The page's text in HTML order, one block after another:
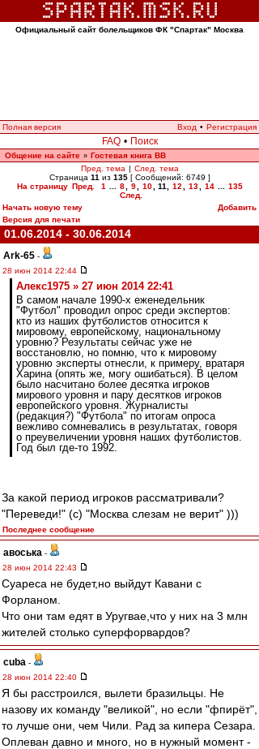
Официальный сайт болельщиков ФК "Спартак" Москва
Полная версия Вход • Регистрация
FAQ • Поиск
Общение на сайте » Гостевая книга ВВ
Пред. тема | След. тема
Страница 11 из 135[ Сообщений: 6749 ]
На страницу Пред. 1 8 9 10 11 12 13 14
135
След.
Начать новую тему
Добавить
Версия для печати
01.06.2014 - 30.06.2014
Ark-65 -
28 июн 2014 22:44
Алекс1975 » 27 июн 2014 22:41
В самом начале 1990-х еженедельник
"Футбол" проводил опрос среди экспертов:
кто из наших футболистов относится к
мировому, европейскому, национальному
уровню? Результаты сейчас уже не
восстановлю, но помню, что к мировому
уровню эксперты отнесли, к примеру, вратаря
Харина (опять же, могу ошибаться). В целом
было насчитано более десятка игроков
мирового уровня и пару десятков игроков
европейского уровня. Журналисты
(редакция?) "Футбола" по итогам опроса
вежливо сомневались в результатах, говоря
о преувеличении уровня наших футболистов.
Год был где-то 1992.
За какой период игроков рассматривали?
"Переведи!" (с) "Москва слезам не верит" )))
Последнее сообщение
авоська -
28 июн 2014 22:43
Суареса не будет,но выйдут Кавани с
Форланом.
Что они там едят в Уругвае,что у них на 3 млн
жителей столько суперфорвардов?
cuba -
28 июн 2014 22:40
Я бы расстроился, вылети бразильцы. Не
назову их команду "великой", но если "фпирёт",
то лучше они, чем Чили. Рад за кипера Сезара.
Оплеван давно и много, но в нужный момент -